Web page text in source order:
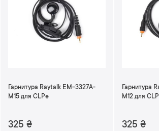
Гарнитура Raytalk EM-3327A-
M15 для CLPе
325 ₴
Гарнитура
M12 для CLP
325 ₴